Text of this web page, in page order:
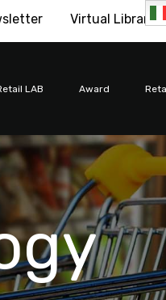
Virtual Library
LAB Award